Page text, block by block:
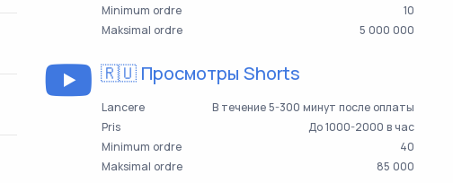
Minimum ordre
10
Maksimal ordre
5 000 000
🇷🇺 Просмотры Shorts
Lancere
В течение 5-300 минут после оплаты
Pris
До 1000-2000 в час
Minimum ordre
40
Maksimal ordre
85 000